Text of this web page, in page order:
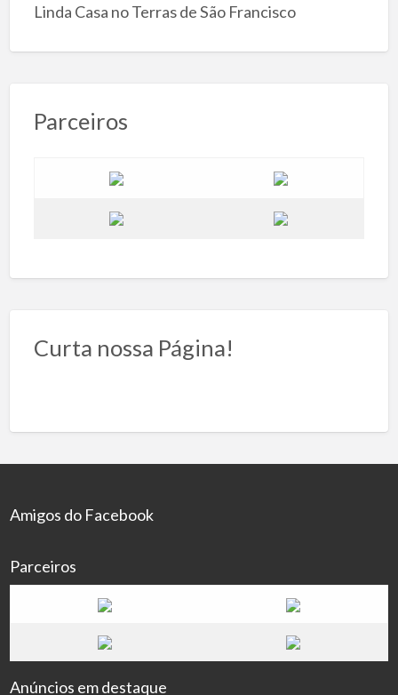
Linda Casa no Terras de São Francisco
Parceiros
Curta nossa Página!
Amigos do Facebook
Parceiros
Anúncios em destaque